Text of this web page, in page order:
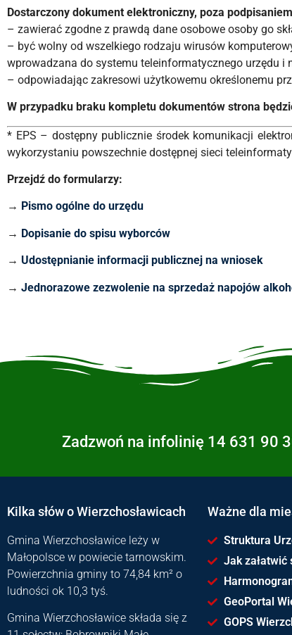
Dostarczony dokument elektroniczny, poza
– zawierać zgodne z prawdą dane osobowe osoby go
– być wolny od wszelkiego rodzaju wirusów
wprowadzana do systemu teleinformatycznego urzędu i
– odpowiadając zakresowi użytkowemu określonemu
W przypadku braku kompletu dokumentów strona
* EPS – dostępny publicznie środek komunikacji
wykorzystaniu powszechnie dostępnej sieci
Przejdź do formularzy:
→ Pismo ogólne do urzędu
→ Dopisanie do spisu wyborców
→ Udostępnianie informacji publicznej na wniosek
→ Jednorazowe zezwolenie na sprzedaż napojów
Zadzwoń na infolinię 14 631 90
Kilka słów o Wierzchosławicach
Gmina Wierzchosławice leży w
Małopolsce w powiecie tarnowskim.
Powierzchnia gminy to 74,84 km² o
ludności ok 10,3 tyś.
Gmina Wierzchosławice składa się z
Ważne dla
Struktura
Jak załatwić
GeoPortal
GOPS